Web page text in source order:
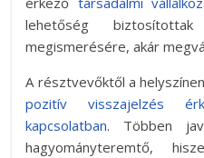
lehetőség
megismerésére, akár
A résztvevőktől a
pozitív visszajelzés
kapcsolatban. Többen
hagyományteremtő,